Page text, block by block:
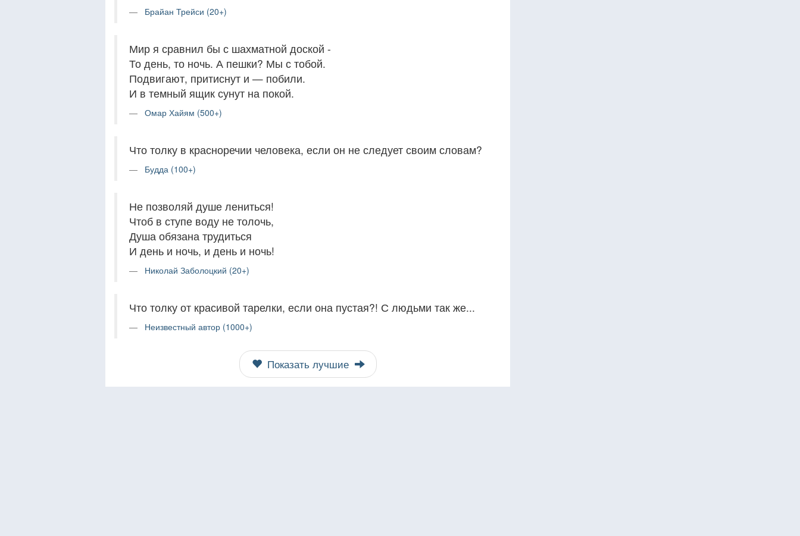
Брайан Трейси (20+)
Мир я сравнил бы с шахматной доской -
То день, то ночь. А пешки? Мы с тобой.
Подвигают, притиснут и — побили.
И в темный ящик сунут на покой.
Омар Хайям (500+)
Что толку в красноречии человека, если он не следует своим словам?
Будда (100+)
Не позволяй душе лениться!
Чтоб в ступе воду не толочь,
Душа обязана трудиться
И день и ночь, и день и ночь!
Николай Заболоцкий (20+)
Что толку от красивой тарелки, если она пустая?! С людьми так же...
Неизвестный автор (1000+)
Показать лучшие